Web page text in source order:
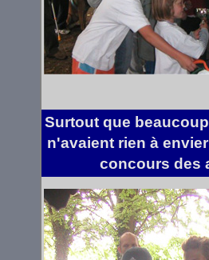
Surtout que
n'avaient rien à
concours des